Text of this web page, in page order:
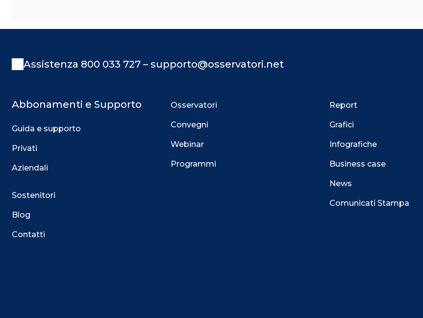
Assistenza 800 033 727 – supporto@osservatori.net
Abbonamenti e Supporto
Guida e supporto
Privati
Aziendali
Sostenitori
Blog
Contatti
Osservatori
Convegni
Webinar
Programmi
Report
Grafici
Infografiche
Business case
News
Comunicati Stampa